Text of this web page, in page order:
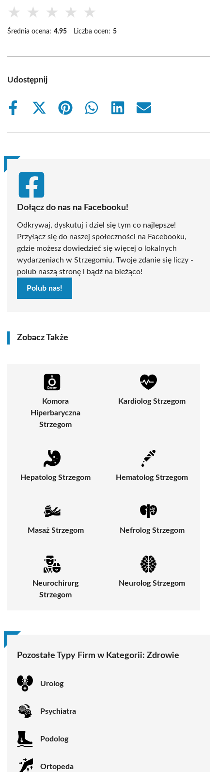
★ ★ ★ ★ ★
Średnia ocena: 4.95 Liczba ocen: 5
Udostępnij
Share
Share
(Twitter)
Share
Share
Share
Share
Dołącz do nas na Facebooku!
Odkrywaj, dyskutuj i dziel się tym co najlepsze!
Przyłącz się do naszej społeczności na Facebooku,
gdzie możesz dowiedzieć się więcej o lokalnych
wydarzeniach w Strzegomiu. Twoje zdanie się liczy -
polub naszą stronę i bądź na bieżąco!
Polub nas!
Zobacz Także
Komora
Hiperbaryczna
Strzegom
Kardiolog Strzegom
Hepatolog Strzegom Hematolog Strzegom
Masaż Strzegom Nefrolog Strzegom
Neurochirurg
Strzegom
Neurolog Strzegom
Pozostałe Typy Firm w Kategorii: Zdrowie
Urolog
Psychiatra
Podolog
Ortopeda